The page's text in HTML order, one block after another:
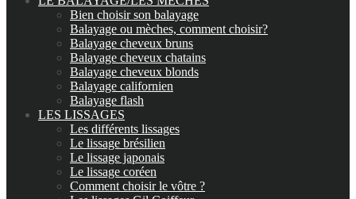
Bien choisir son balayage
Balayage ou mèches, comment choisir?
Balayage cheveux bruns
Balayage cheveux chatains
Balayage cheveux blonds
Balayage californien
Balayage flash
LES LISSAGES
Les différents lissages
Le lissage brésilien
Le lissage japonais
Le lissage coréen
Comment choisir le vôtre ?